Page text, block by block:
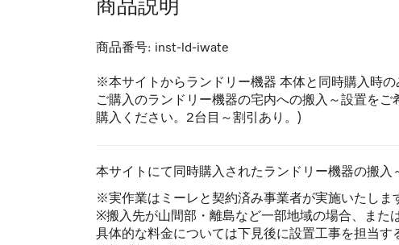
商品説明
商品番号: inst-ld-iwate
※本サイトからランドリー機器 本体と同時購入時の
ご購入のランドリー機器の宅内への搬入～設置を
購入ください。2台目～割引あり。)
本サイトにて同時購入されたランドリー機器の搬入
※実作業はミーレと契約済み事業者が実施いたしま
※搬入先が山間部・離島など一部地域の場合、また
具体的な料金については下見後に設置工事を担当